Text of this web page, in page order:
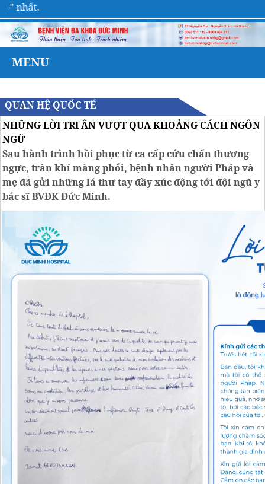
MENU
QUAN HỆ QUỐC TẾ
NHỮNG LỜI TRI ÂN VƯỢT QUA KHOẢNG CÁCH NGÔN
NGỮ
Sau hành trình hồi phục từ ca cấp cứu chấn thương
ngực, tràn khí màng phổi, bệnh nhân người Pháp và
mẹ đã gửi những lá thư tay đầy xúc động tới đội ngũ y
bác sĩ BVĐK Đức Minh.